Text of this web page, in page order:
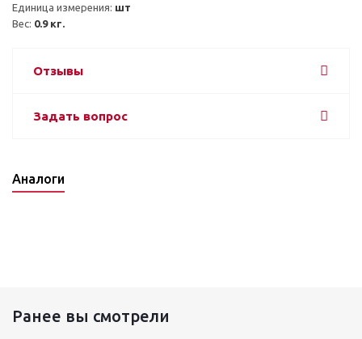
Единица измерения: шт
Вес: 0.9 кг.
Отзывы
Задать вопрос
Аналоги
Ранее вы смотрели